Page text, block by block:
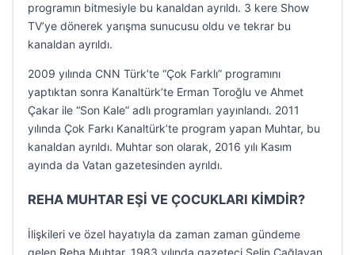
programın bitmesiyle bu kanaldan ayrıldı. 3 kere Show
TV’ye dönerek yarışma sunucusu oldu ve tekrar bu
kanaldan ayrıldı.
2009 yılında CNN Türk’te “Çok Farklı” programını
yaptıktan sonra Kanaltürk’te Erman Toroğlu ve Ahmet
Çakar ile “Son Kale” adlı programları yayınlandı. 2011
yılında Çok Farkı Kanaltürk’te program yapan Muhtar, bu
kanaldan ayrıldı. Muhtar son olarak, 2016 yılı Kasım
ayında da Vatan gazetesinden ayrıldı.
REHA MUHTAR EŞİ VE ÇOCUKLARI KİMDİR?
İlişkileri ve özel hayatıyla da zaman zaman gündeme
gelen Reha Muhtar, 1983 yılında gazeteci Selin Çağlayan